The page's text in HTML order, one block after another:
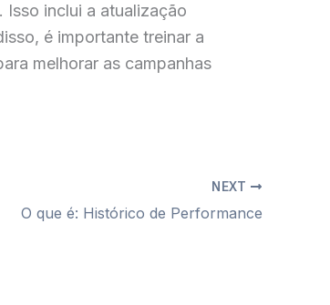
Isso inclui a atualização
é importante treinar a
melhorar as campanhas
NEXT
O que é: Histórico de Performance